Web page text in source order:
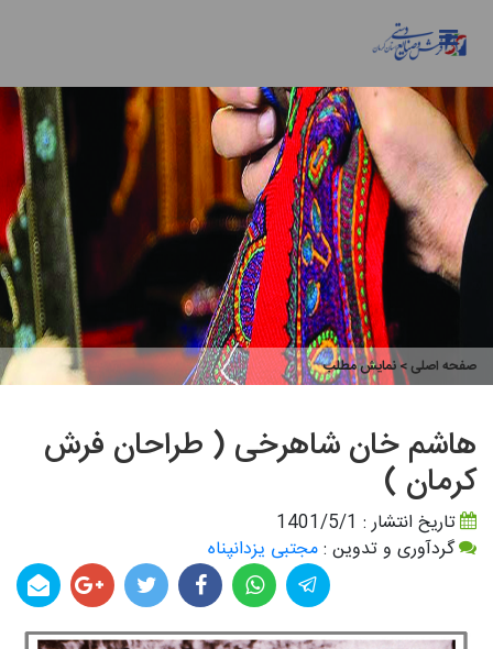
صفحه اصلی> نمایش مطلب
هاشم خان شاهرخی ( طراحان فرش
کرمان )
تاریخ انتشار : 1401/5/1
گردآوری و تدوین :مجتبی یزدانپناه